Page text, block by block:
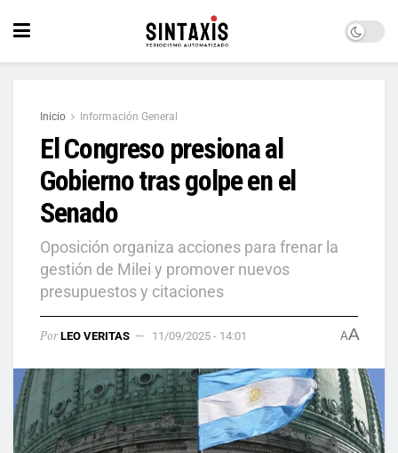
Inicio Información General
El Congreso presiona al
Gobierno tras golpe en el
Senado
Oposición organiza acciones para frenar la
gestión de Milei y promover nuevos
presupuestos y citaciones
Por LEO VERITAS 11/09/2025 - 14:01 AA